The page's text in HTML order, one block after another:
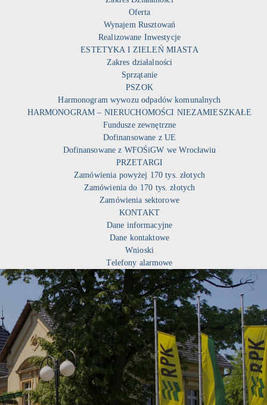
Oferta
Wynajem Rusztowań
Realizowane Inwestycje
ESTETYKA I ZIELEŃ MIASTA
Zakres działalności
Sprzątanie
PSZOK
Harmonogram wywozu odpadów komunalnych
HARMONOGRAM – NIERUCHOMOŚCI NIEZAMIESZKAŁE
Fundusze zewnętrzne
Dofinansowane z UE
Dofinansowane z WFOŚiGW we Wrocławiu
PRZETARGI
Zamówienia powyżej 170 tys. złotych
Zamówienia do 170 tys. złotych
Zamówienia sektorowe
KONTAKT
Dane informacyjne
Dane kontaktowe
Wnioski
Telefony alarmowe